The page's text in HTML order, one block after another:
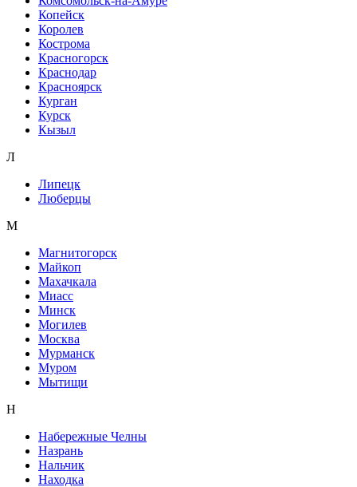
Копейск
Королев
Кострома
Красногорск
Краснодар
Красноярск
Курган
Курск
Кызыл
Л
Липецк
Люберцы
М
Магнитогорск
Майкоп
Махачкала
Миасс
Минск
Могилев
Москва
Мурманск
Муром
Мытищи
Н
Набережные Челны
Назрань
Нальчик
Находка